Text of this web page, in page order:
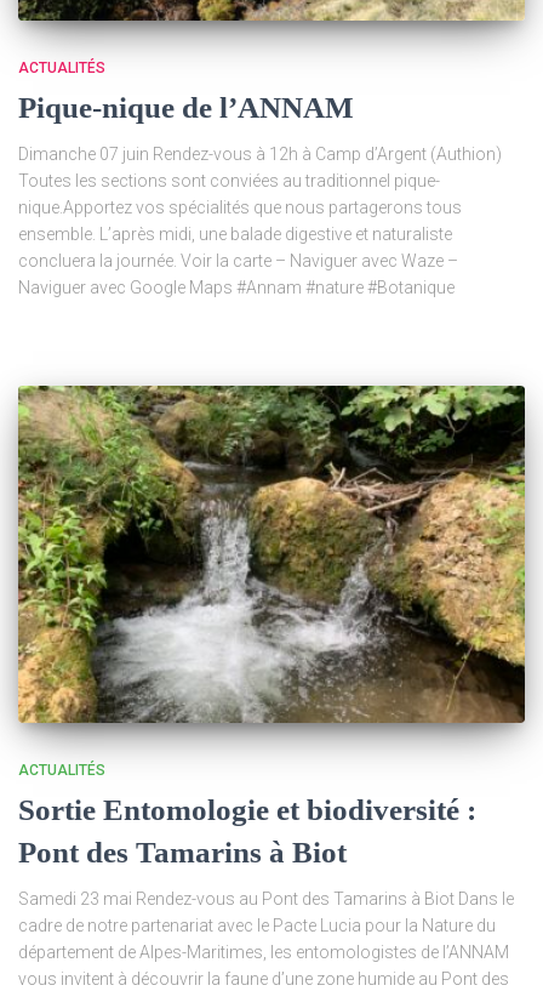
ACTUALITÉS
Pique-nique de l’ANNAM
Dimanche 07 juin Rendez-vous à 12h à Camp d’Argent (Authion)
Toutes les sections sont conviées au traditionnel pique-
nique.Apportez vos spécialités que nous partagerons tous
ensemble. L’après midi, une balade digestive et naturaliste
concluera la journée. Voir la carte – Naviguer avec Waze –
Naviguer avec Google Maps #Annam #nature #Botanique
ACTUALITÉS
Sortie Entomologie et biodiversité :
Pont des Tamarins à Biot
Samedi 23 mai Rendez-vous au Pont des Tamarins à Biot Dans le
cadre de notre partenariat avec le Pacte Lucia pour la Nature du
département de Alpes-Maritimes, les entomologistes de l’ANNAM
vous invitent à découvrir la faune d’une zone humide au Pont des